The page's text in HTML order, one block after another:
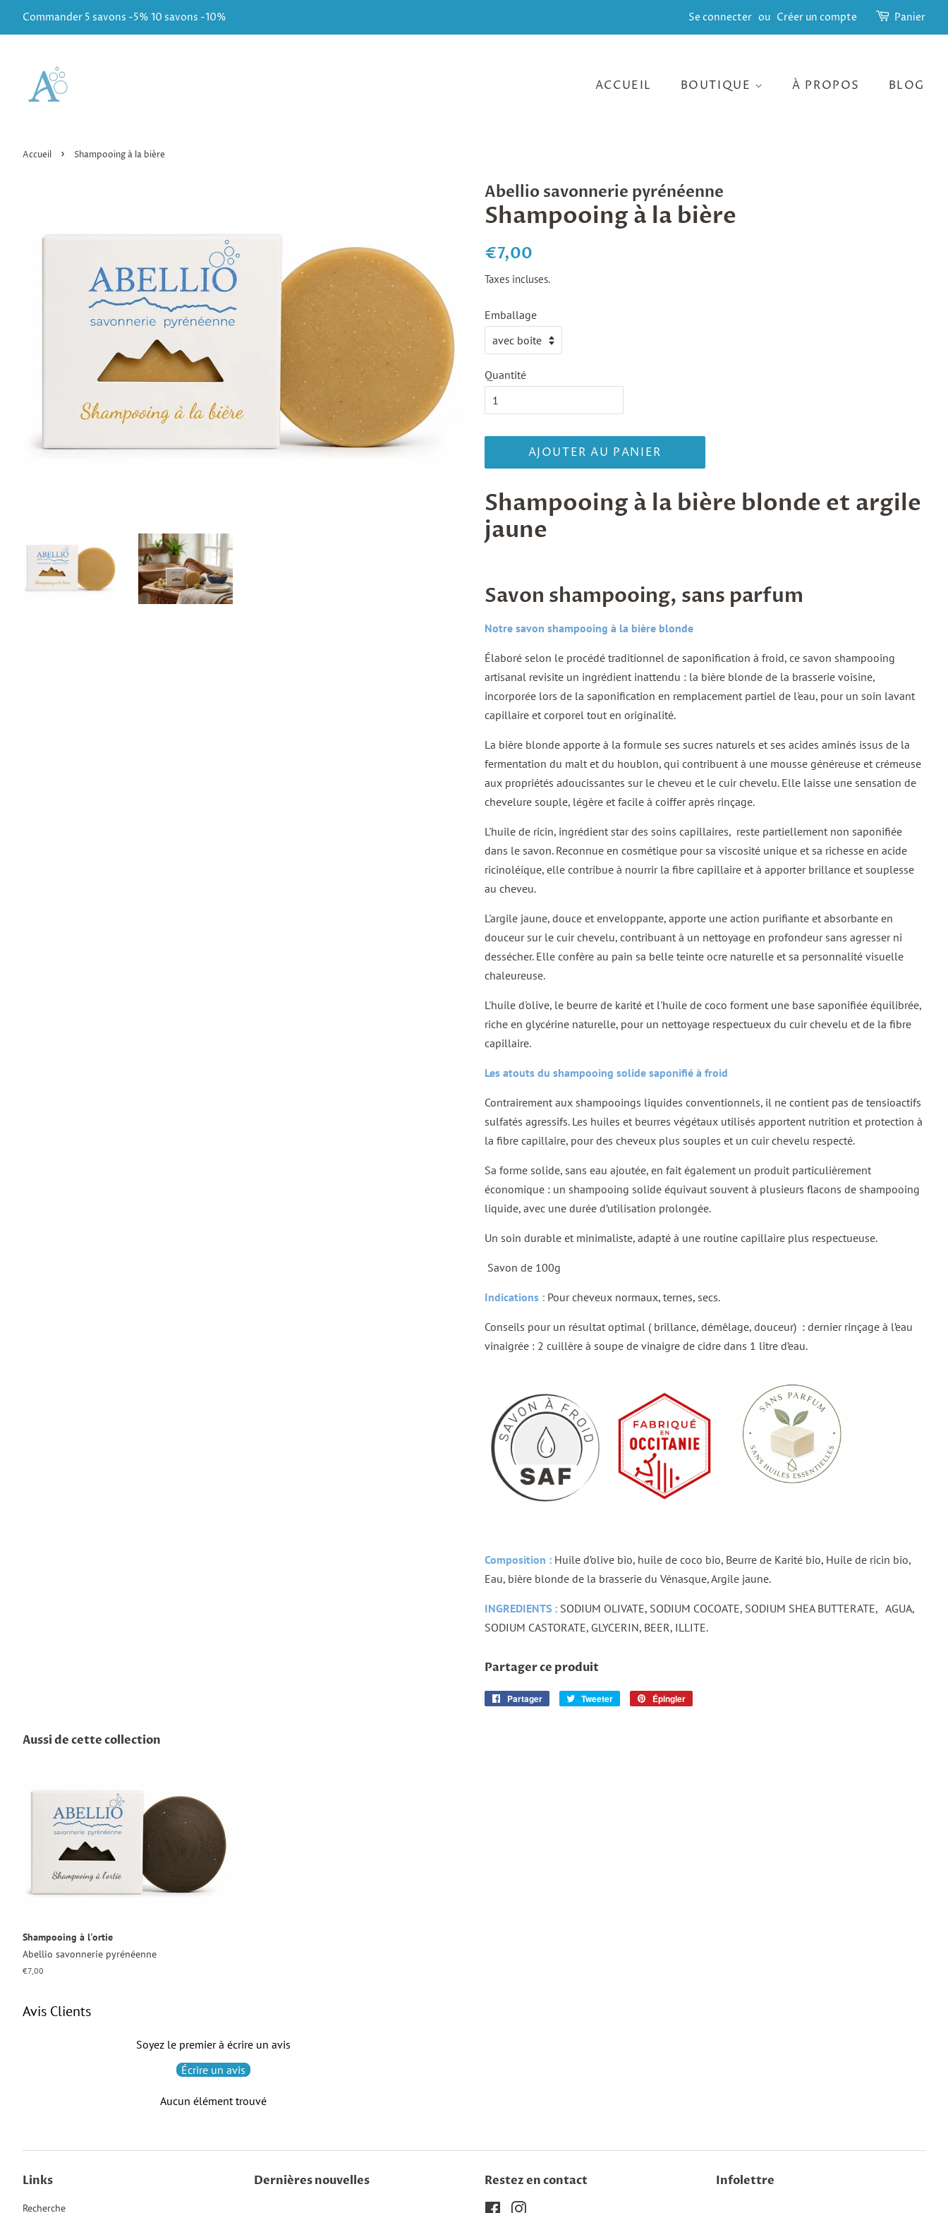
Commander 5 savons -5% 10 savons -10% Se connecter ou Créer un compte Panier
ACCUEIL BOUTIQUE À PROPOS BLOG
Accueil › Shampooing à la bière
Abellio savonnerie pyrénéenne
Shampooing à la bière
Prix
€7,00
Taxes incluses.
Emballage
Quantité
AJOUTER AU PANIER
Shampooing à la bière blonde et argile
jaune
Savon shampooing, sans parfum
Notre savon shampooing à la bière blonde
Élaboré selon le procédé traditionnel de saponification à froid, ce savon shampooing
artisanal revisite un ingrédient inattendu : la bière blonde de la brasserie voisine,
incorporée lors de la saponification en remplacement partiel de l'eau, pour un soin lavant
capillaire et corporel tout en originalité.
La bière blonde apporte à la formule ses sucres naturels et ses acides aminés issus de la
fermentation du malt et du houblon, qui contribuent à une mousse généreuse et crémeuse
aux propriétés adoucissantes sur le cheveu et le cuir chevelu. Elle laisse une sensation de
chevelure souple, légère et facile à coiffer après rinçage.
L'huile de ricin, ingrédient star des soins capillaires, reste partiellement non saponifiée
dans le savon. Reconnue en cosmétique pour sa viscosité unique et sa richesse en acide
ricinoléique, elle contribue à nourrir la fibre capillaire et à apporter brillance et souplesse
au cheveu.
L'argile jaune, douce et enveloppante, apporte une action purifiante et absorbante en
douceur sur le cuir chevelu, contribuant à un nettoyage en profondeur sans agresser ni
dessécher. Elle confère au pain sa belle teinte ocre naturelle et sa personnalité visuelle
chaleureuse.
L'huile d'olive, le beurre de karité et l'huile de coco forment une base saponifiée équilibrée,
riche en glycérine naturelle, pour un nettoyage respectueux du cuir chevelu et de la fibre
capillaire.
Les atouts du shampooing solide saponifié à froid
Contrairement aux shampooings liquides conventionnels, il ne contient pas de tensioactifs
sulfatés agressifs. Les huiles et beurres végétaux utilisés apportent nutrition et protection à
la fibre capillaire, pour des cheveux plus souples et un cuir chevelu respecté.
Sa forme solide, sans eau ajoutée, en fait également un produit particulièrement
économique : un shampooing solide équivaut souvent à plusieurs flacons de shampooing
liquide, avec une durée d’utilisation prolongée.
Un soin durable et minimaliste, adapté à une routine capillaire plus respectueuse.
Savon de 100g
Indications : Pour cheveux normaux, ternes, secs.
Conseils pour un résultat optimal ( brillance, démêlage, douceur) : dernier rinçage à l’eau
vinaigrée : 2 cuillère à soupe de vinaigre de cidre dans 1 litre d’eau.
Composition : Huile d’olive bio, huile de coco bio, Beurre de Karité bio, Huile de ricin bio,
Eau, bière blonde de la brasserie du Vénasque, Argile jaune.
INGREDIENTS : SODIUM OLIVATE, SODIUM COCOATE, SODIUM SHEA BUTTERATE, AGUA,
SODIUM CASTORATE, GLYCERIN, BEER, ILLITE.
Partager ce produit
Partager
PartagerTweeter
Tweeter
Épingler
Aussi de cette collection
Shampooing à l'ortie
Abellio savonnerie pyrénéenne
Prix
€7,00
Avis Clients
Soyez le premier à écrire un avis
Écrire un avis
Aucun élément trouvé
Links
Recherche
Dernières nouvelles Restez en contact
Facebook
Infolettre